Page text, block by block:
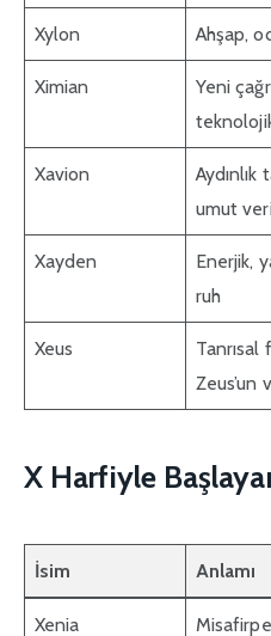
Xylon Ahşap,
Ximian
Yeni
Xavion
Aydınlık
umut
Xayden
Enerjik,
ruh
Xeus
Tanrısal
Zeus’un
X Harfiyle
İsim Anlamı
Xenia